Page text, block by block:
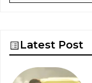
Latest Post